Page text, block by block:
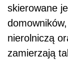
skierowane
nierolniczą
zamierzają